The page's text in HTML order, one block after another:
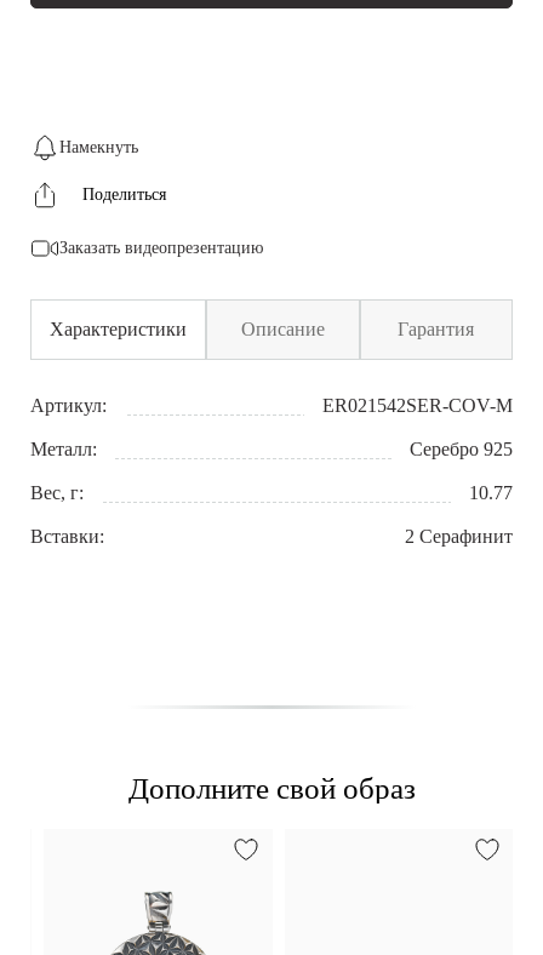
Намекнуть
Поделиться
Заказать видеопрезентацию
Характеристики Описание Гарантия
Артикул: ER021542SER-COV-M
Металл: Серебро 925
Вес, г: 10.77
Вставки: 2 Серафинит
Дополните свой образ